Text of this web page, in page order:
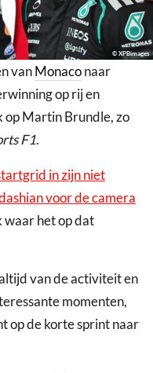
© XPBimages
vanMonaconaar
op rij en
op Martin Brundle, zo
F1.
in zijn niet
voor de camera
waar het op dat
van de activiteit en
momenten,
op de korte sprint naar